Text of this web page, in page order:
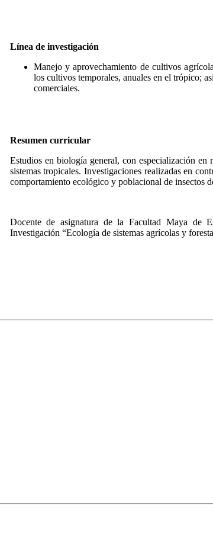
Línea de investigación
Manejo y aprovechamiento de cultivos
los cultivos temporales, anuales en el trópico;
comerciales.
Resumen curricular
Estudios en biología general, con especialización
sistemas tropicales. Investigaciones realizadas en
comportamiento ecológico y poblacional de insectos
Docente de asignatura de la Facultad Maya de
Investigación “Ecología de sistemas agrícolas y